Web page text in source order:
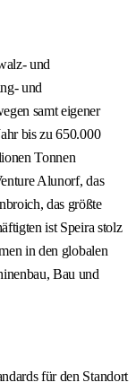
und
und
samt eigener
bis zu 650.000
Tonnen
Alunorf, das
das größte
ist Speira stolz
in den globalen
Bau und
für den Standort